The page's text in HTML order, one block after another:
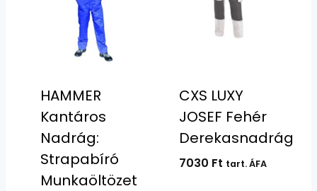
HAMMER
Kantáros
Nadrág:
Strapabíró
Munkaöltözet
CXS LUXY
JOSEF Fehér
Derekasnadrág
7030 Ft tart. ÁFA